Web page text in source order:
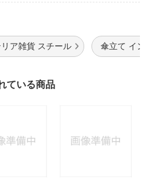
ア雑貨 スチール 傘立て イ
ている商品